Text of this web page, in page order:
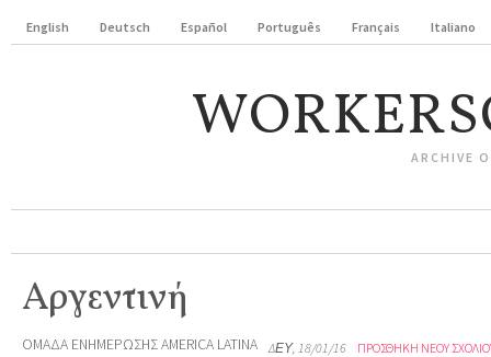
English Deutsch Español Português Français Italiano
ARCHIVE
Αργεντινή
ΟΜΆΔΑ ΕΝΗΜΈΡΩΣΗΣ AMERICA LATINA ΔΕΥ, 18/01/16 ΠΡΟΣΘΉΚΗ ΝΈΟΥ